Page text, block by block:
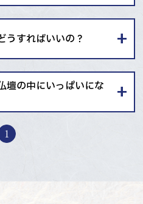
うすればいいの？
壇の中にいっぱいにな
1